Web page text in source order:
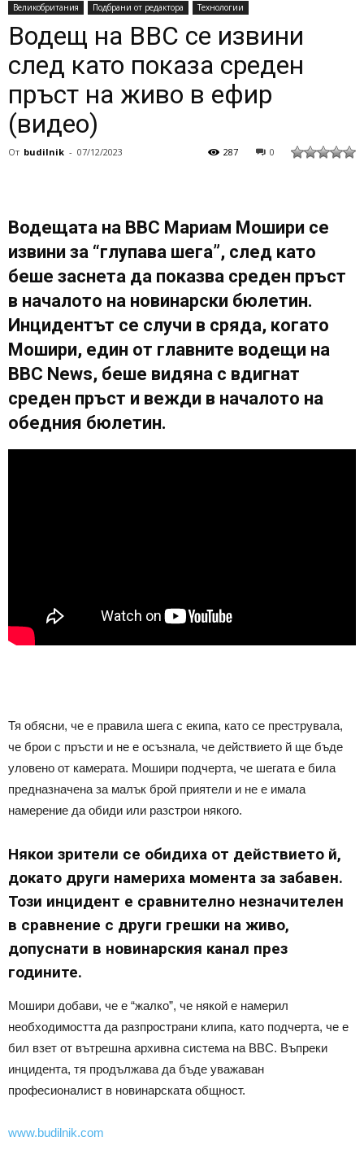
Великобритания Подбрани от редактора Технологии
Водещ на BBC се извини
след като показа среден
пръст на живо в ефир
(видео)
От budilnik - 07/12/2023 0
287
Водещата на BBC Мариам Мошири се
извини за “глупава шега”, след като
беше заснета да показва среден пръст
в началото на новинарски бюлетин.
Инцидентът се случи в сряда, когато
Мошири, един от главните водещи на
BBC News, беше видяна с вдигнат
среден пръст и вежди в началото на
обедния бюлетин.
Тя обясни, че е правила шега с екипа, като се преструвала,
че брои с пръсти и не е осъзнала, че действието й ще бъде
уловено от камерата. Мошири подчерта, че шегата е била
предназначена за малък брой приятели и не е имала
намерение да обиди или разстрои някого.
Някои зрители се обидиха от действието й,
докато други намериха момента за забавен.
Този инцидент е сравнително незначителен
в сравнение с други грешки на живо,
допуснати в новинарския канал през
годините.
Мошири добави, че е “жалко”, че някой е намерил
необходимостта да разпространи клипа, като подчерта, че е
бил взет от вътрешна архивна система на BBC. Въпреки
инцидента, тя продължава да бъде уважаван
професионалист в новинарската общност.
www.budilnik.com